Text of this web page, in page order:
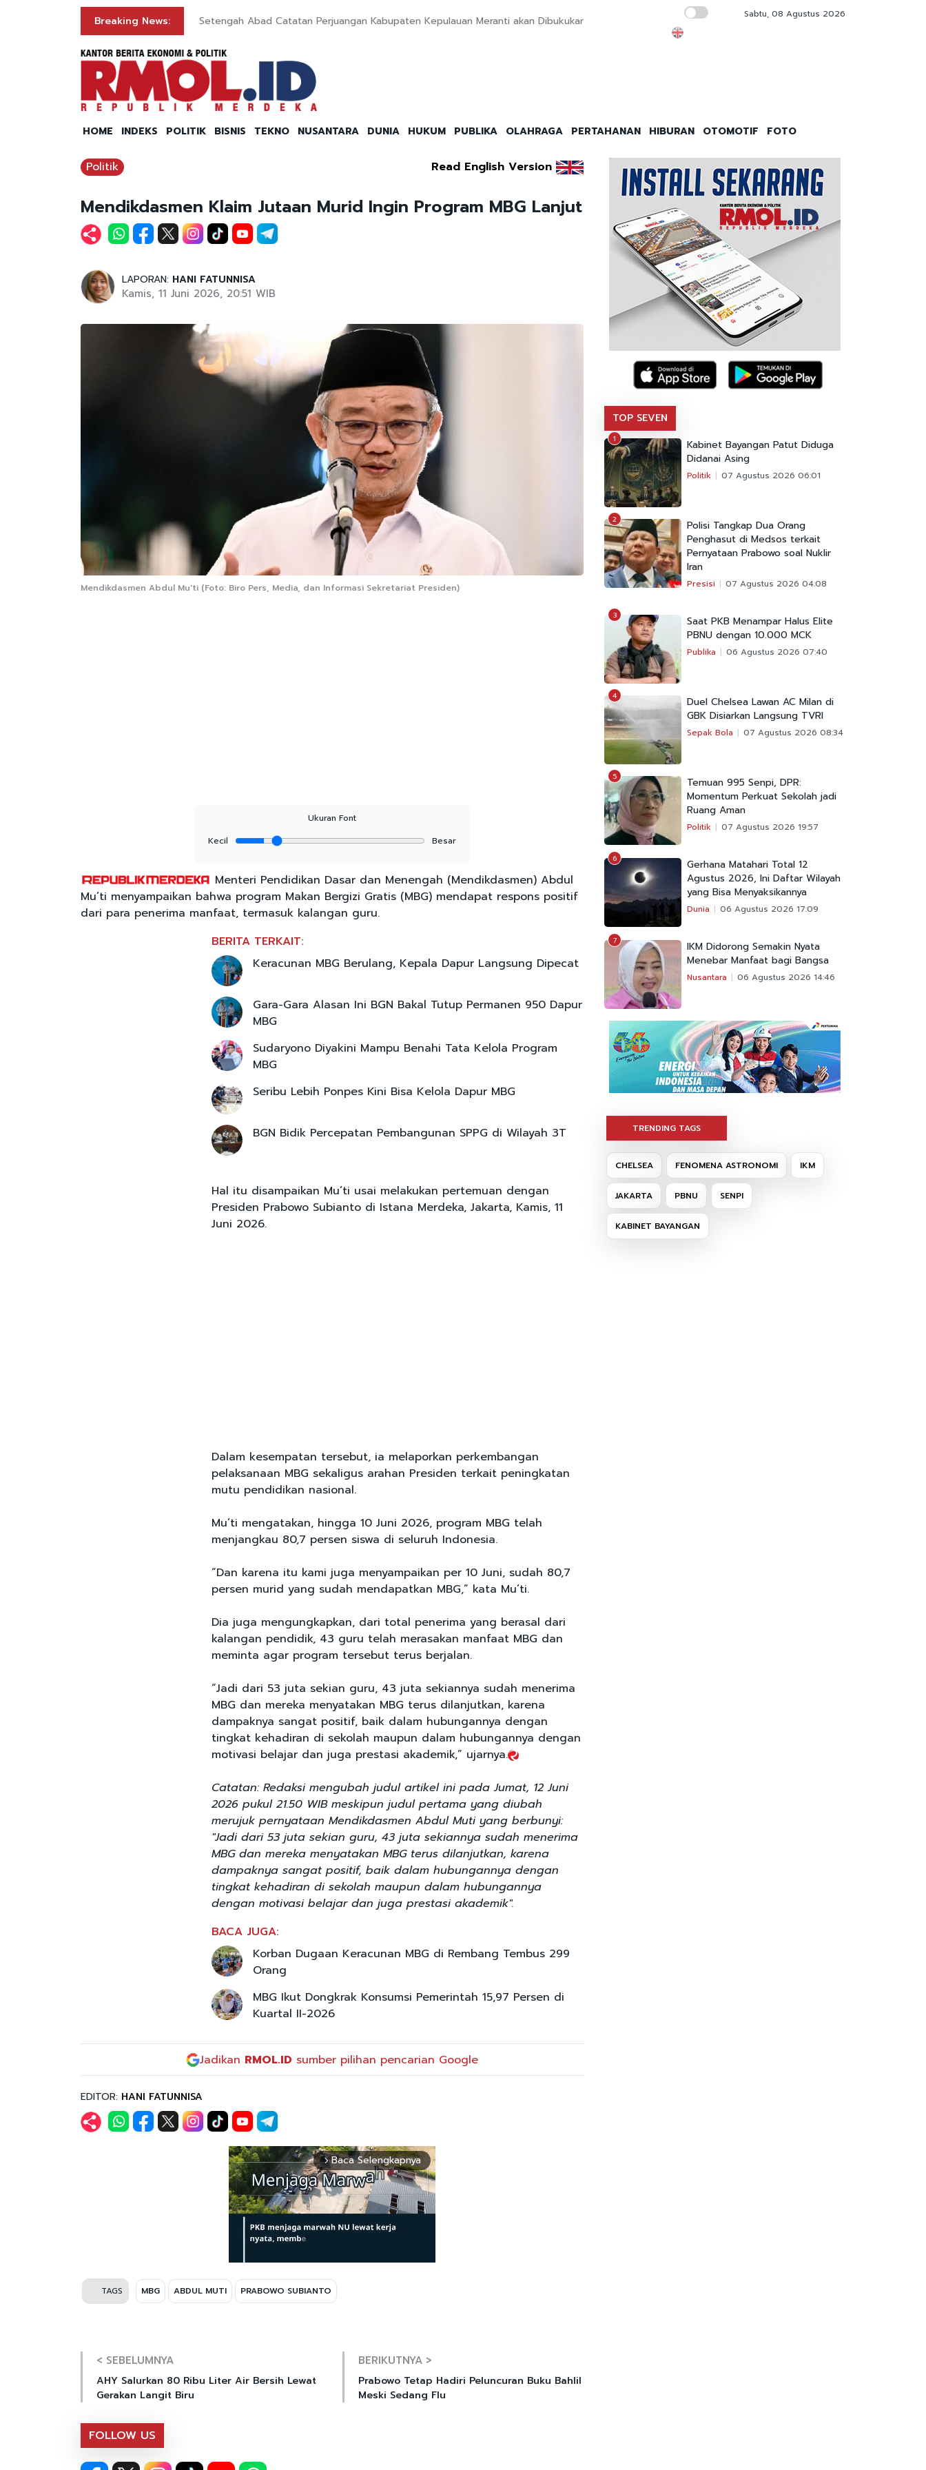
Breaking News: Setengah Abad Catatan Perjuangan Kabupaten Kepulauan Meranti akan Dibukukan Pemerintah Diultimatum 15 Hari Terbitkan
Sabtu, 08 Agustus 2026
HOME INDEKS POLITIK BISNIS TEKNO NUSANTARA DUNIA HUKUM PUBLIKA OLAHRAGA PERTAHANAN HIBURAN OTOMOTIF FOTO
Politik Read English Version
Mendikdasmen Klaim Jutaan Murid Ingin Program MBG Lanjut
LAPORAN: HANI FATUNNISA
Kamis, 11 Juni 2026, 20:51 WIB
Mendikdasmen Abdul Mu'ti (Foto: Biro Pers, Media, dan Informasi Sekretariat Presiden)
Ukuran Font
Kecil
Besar
Menteri Pendidikan Dasar dan Menengah (Mendikdasmen) Abdul
Mu’ti menyampaikan bahwa program Makan Bergizi Gratis (MBG) mendapat respons positif
dari para penerima manfaat, termasuk kalangan guru.
BERITA TERKAIT:
Keracunan MBG Berulang, Kepala Dapur Langsung Dipecat
Gara-Gara Alasan Ini BGN Bakal Tutup Permanen 950 Dapur
MBG
Sudaryono Diyakini Mampu Benahi Tata Kelola Program
MBG
Seribu Lebih Ponpes Kini Bisa Kelola Dapur MBG
BGN Bidik Percepatan Pembangunan SPPG di Wilayah 3T
Hal itu disampaikan Mu’ti usai melakukan pertemuan dengan
Presiden Prabowo Subianto di Istana Merdeka, Jakarta, Kamis, 11
Juni 2026.
Dalam kesempatan tersebut, ia melaporkan perkembangan
pelaksanaan MBG sekaligus arahan Presiden terkait peningkatan
mutu pendidikan nasional.
Mu’ti mengatakan, hingga 10 Juni 2026, program MBG telah
menjangkau 80,7 persen siswa di seluruh Indonesia.
“Dan karena itu kami juga menyampaikan per 10 Juni, sudah 80,7
persen murid yang sudah mendapatkan MBG,” kata Mu’ti.
Dia juga mengungkapkan, dari total penerima yang berasal dari
kalangan pendidik, 43 guru telah merasakan manfaat MBG dan
meminta agar program tersebut terus berjalan.
“Jadi dari 53 juta sekian guru, 43 juta sekiannya sudah menerima
MBG dan mereka menyatakan MBG terus dilanjutkan, karena
dampaknya sangat positif, baik dalam hubungannya dengan
tingkat kehadiran di sekolah maupun dalam hubungannya dengan
motivasi belajar dan juga prestasi akademik,” ujarnya.
Catatan: Redaksi mengubah judul artikel ini pada Jumat, 12 Juni
2026 pukul 21.50 WIB meskipun judul pertama yang diubah
merujuk pernyataan Mendikdasmen Abdul Muti yang berbunyi:
"Jadi dari 53 juta sekian guru, 43 juta sekiannya sudah menerima
MBG dan mereka menyatakan MBG terus dilanjutkan, karena
dampaknya sangat positif, baik dalam hubungannya dengan
tingkat kehadiran di sekolah maupun dalam hubungannya
dengan motivasi belajar dan juga prestasi akademik".
BACA JUGA:
Korban Dugaan Keracunan MBG di Rembang Tembus 299
Orang
MBG Ikut Dongkrak Konsumsi Pemerintah 15,97 Persen di
Kuartal II-2026
Jadikan RMOL.ID sumber pilihan pencarian Google
EDITOR: HANI FATUNNISA
arrow_forward_ios Baca Selengkapnya
TAGS MBG ABDUL MUTI PRABOWO SUBIANTO
< SEBELUMNYA
AHY Salurkan 80 Ribu Liter Air Bersih Lewat
Gerakan Langit Biru
BERIKUTNYA >
Prabowo Tetap Hadiri Peluncuran Buku Bahlil
Meski Sedang Flu
FOLLOW US
TOP SEVEN
1
Kabinet Bayangan Patut Diduga
Didanai Asing
Politik 07 Agustus 2026 06:01
2
Polisi Tangkap Dua Orang
Penghasut di Medsos terkait
Pernyataan Prabowo soal Nuklir
Iran
Presisi 07 Agustus 2026 04:08
3
Saat PKB Menampar Halus Elite
PBNU dengan 10.000 MCK
Publika 06 Agustus 2026 07:40
4
Duel Chelsea Lawan AC Milan di
GBK Disiarkan Langsung TVRI
Sepak Bola 07 Agustus 2026 08:34
5
Temuan 995 Senpi, DPR:
Momentum Perkuat Sekolah jadi
Ruang Aman
Politik 07 Agustus 2026 19:57
6
Gerhana Matahari Total 12
Agustus 2026, Ini Daftar Wilayah
yang Bisa Menyaksikannya
Dunia 06 Agustus 2026 17:09
7
IKM Didorong Semakin Nyata
Menebar Manfaat bagi Bangsa
Nusantara 06 Agustus 2026 14:46
TRENDING TAGS
CHELSEA FENOMENA ASTRONOMI IKM
JAKARTA PBNU SENPI
KABINET BAYANGAN